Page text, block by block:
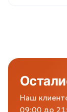
Наш
09:00 до